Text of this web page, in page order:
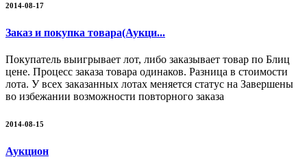
2014-08-17
Заказ и покупка товара(Аукци...
Покупатель выигрывает лот, либо заказывает товар по Блиц
цене. Процесс заказа товара одинаков. Разница в стоимости
лота. У всех заказанных лотах меняется статус на Завершены
во избежании возможности повторного заказа
2014-08-15
Аукцион